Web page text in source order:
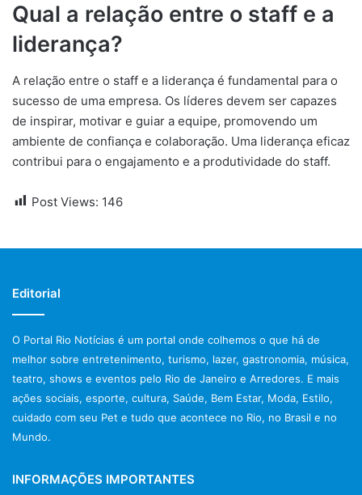
Qual a relação entre o staff e a
liderança?
A relação entre o staff e a liderança é fundamental para o
sucesso de uma empresa. Os líderes devem ser capazes
de inspirar, motivar e guiar a equipe, promovendo um
ambiente de confiança e colaboração. Uma liderança eficaz
contribui para o engajamento e a produtividade do staff.
Post Views: 146
Editorial
O Portal Rio Notícias é um portal onde colhemos o que há de
melhor sobre entretenimento, turismo, lazer, gastronomia, música,
teatro, shows e eventos pelo Rio de Janeiro e Arredores. E mais
ações sociais, esporte, cultura, Saúde, Bem Estar, Moda, Estilo,
cuidado com seu Pet e tudo que acontece no Rio, no Brasil e no
Mundo.
INFORMAÇÕES IMPORTANTES